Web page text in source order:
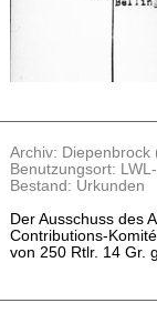
Archiv: Diepenbrock
Benutzungsort:
Bestand: Urkunden
Der Ausschuss des
Contributions-
von 250 Rtlr. 14 Gr.